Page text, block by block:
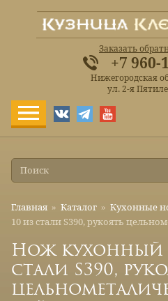
Заказать
+7 960-
Нижегородская
ул. 2-я
Главная » Каталог » Кухонные
10 из стали S390, рукоять
Нож кухонный
стали S390,